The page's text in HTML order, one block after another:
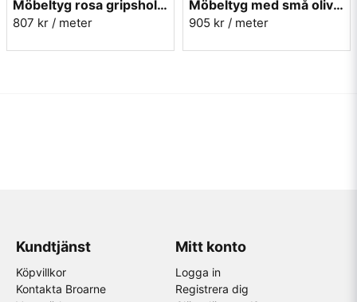
Möbeltyg rosa gripsholmsruta - Ekeby nr.31
807 kr / meter
Möbeltyg med små olivgröna rutor - Lill Ruta 278
905 kr / meter
Kundtjänst
Köpvillkor
Kontakta Broarne
Mitt konto
Logga in
Registrera dig